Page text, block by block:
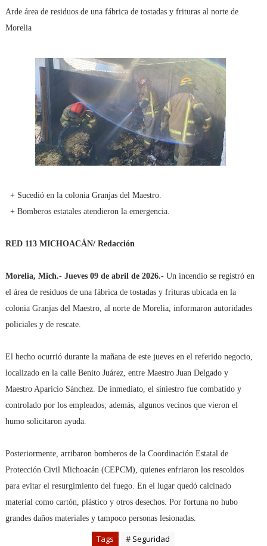
Arde área de residuos de una fábrica de tostadas y frituras al norte de
Morelia
+ Sucedió en la colonia Granjas del Maestro.
+ Bomberos estatales atendieron la emergencia.
RED 113 MICHOACÁN/ Redacción
Morelia, Mich.- Jueves 09 de abril de 2026.-Un incendio se registró en
el área de residuos de una fábrica de tostadas y frituras ubicada en la
colonia Granjas del Maestro, al norte de Morelia, informaron autoridades
policiales y de rescate.
El hecho ocurrió durante la mañana de este jueves en el referido negocio,
localizado en la calle Benito Juárez, entre Maestro Juan Delgado y
Maestro Aparicio Sánchez. De inmediato, el siniestro fue combatido y
controlado por los empleados; además, algunos vecinos que vieron el
humo solicitaron ayuda.
Posteriormente, arribaron bomberos de la Coordinación Estatal de
Protección Civil Michoacán (CEPCM), quienes enfriaron los rescoldos
para evitar el resurgimiento del fuego. En el lugar quedó calcinado
material como cartón, plástico y otros desechos. Por fortuna no hubo
grandes daños materiales y tampoco personas lesionadas.
Tags # Seguridad